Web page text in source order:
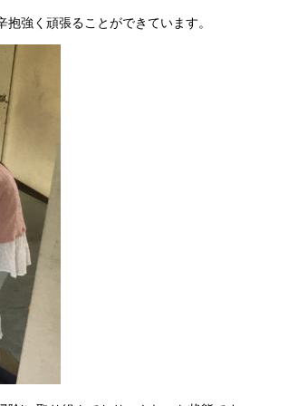
強く頑張ることができています。